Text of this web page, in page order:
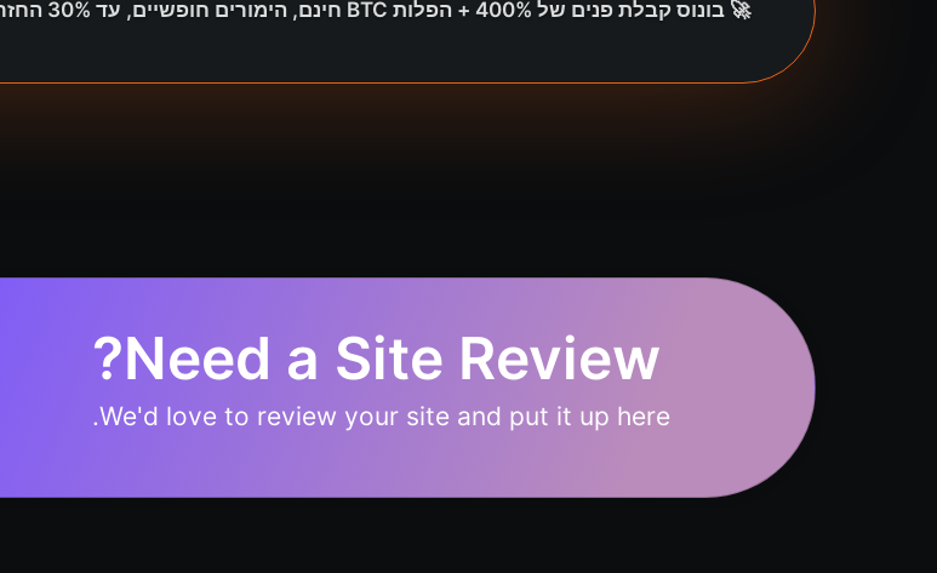
🚀 בונוס קבלת פנים של 400% + הפלות BTC חינם, הימורים חופשיים, עד 30% החזר עמלות ו-5% החזר כספי! 🎉
Need a Site Review?
We'd love to review your site and put it up here.